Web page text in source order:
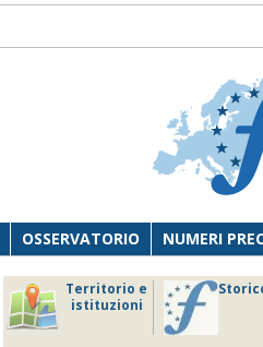
OSSERVATORIO NUMERI
Territorio e
istituzioni